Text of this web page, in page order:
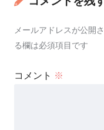
メールアドレスが公開
る欄は必須項目です
コメント ※